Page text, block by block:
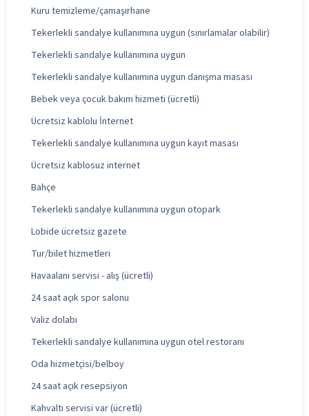
Kuru temizleme/çamaşırhane
Tekerlekli sandalye kullanımına uygun (sınırlamalar olabilir)
Tekerlekli sandalye kullanımına uygun
Tekerlekli sandalye kullanımına uygun danışma masası
Bebek veya çocuk bakım hizmeti (ücretli)
Ücretsiz kablolu İnternet
Tekerlekli sandalye kullanımına uygun kayıt masası
Ücretsiz kablosuz internet
Bahçe
Tekerlekli sandalye kullanımına uygun otopark
Lobide ücretsiz gazete
Tur/bilet hizmetleri
Havaalanı servisi - alış (ücretli)
24 saat açık spor salonu
Valiz dolabı
Tekerlekli sandalye kullanımına uygun otel restoranı
Oda hizmetçisi/belboy
24 saat açık resepsiyon
Kahvaltı servisi var (ücretli)